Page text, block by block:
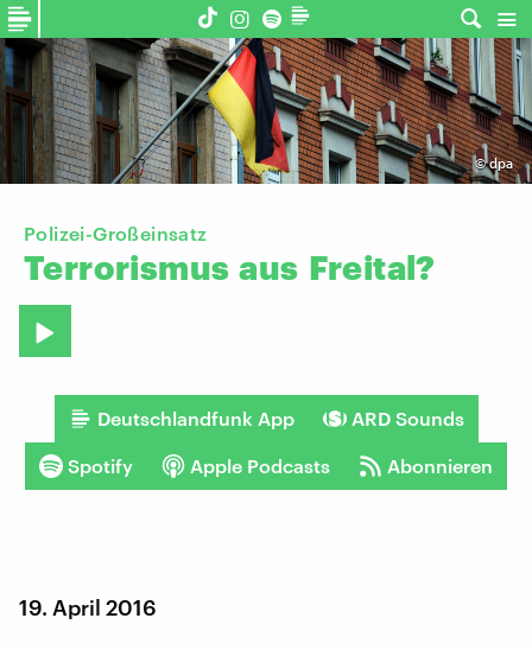
©dpa
Polizei-Großeinsatz
Terrorismus aus Freital?
Deutschlandfunk App ARD Sounds
Spotify Apple Podcasts Abonnieren
19. April 2016